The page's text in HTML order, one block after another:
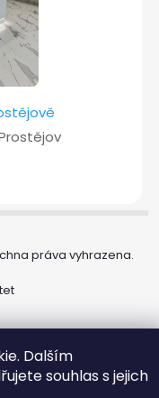
Dalším
souhlas s jejich
práva vyhrazena.